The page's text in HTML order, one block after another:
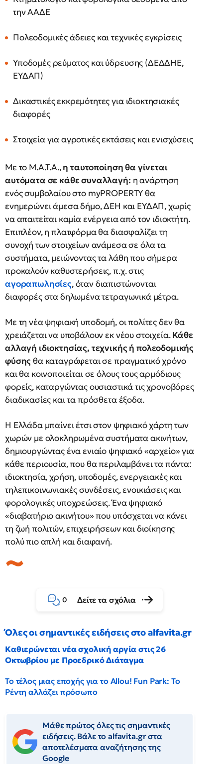
την ΑΑΔΕ
Πολεοδομικές άδειες και τεχνικές εγκρίσεις
Υποδομές ρεύματος και ύδρευσης (ΔΕΔΔΗΕ,
ΕΥΔΑΠ)
Δικαστικές εκκρεμότητες για ιδιοκτησιακές
διαφορές
Στοιχεία για αγροτικές εκτάσεις και ενισχύσεις
Με το Μ.Α.Τ.Α.,η ταυτοποίηση θα γίνεται
αυτόματα σε κάθε συναλλαγή: η ανάρτηση
ενός συμβολαίου στο myPROPERTY θα
ενημερώνει άμεσα δήμο, ΔΕΗ και ΕΥΔΑΠ, χωρίς
να απαιτείται καμία ενέργεια από τον ιδιοκτήτη.
Επιπλέον, η πλατφόρμα θα διασφαλίζει τη
συνοχή των στοιχείων ανάμεσα σε όλα τα
συστήματα, μειώνοντας τα λάθη που σήμερα
προκαλούν καθυστερήσεις, π.χ. στις
αγοραπωλησίες, όταν διαπιστώνονται
διαφορές στα δηλωμένα τετραγωνικά μέτρα.
Με τη νέα ψηφιακή υποδομή, οι πολίτες δεν θα
χρειάζεται να υποβάλουν εκ νέου στοιχεία.Κάθε
αλλαγή ιδιοκτησίας, τεχνικής ή πολεοδομικής
φύσηςθα καταγράφεται σε πραγματικό χρόνο
και θα κοινοποιείται σε όλους τους αρμόδιους
φορείς, καταργώντας ουσιαστικά τις χρονοβόρες
διαδικασίες και τα πρόσθετα έξοδα.
Η Ελλάδα μπαίνει έτσι στον ψηφιακό χάρτη των
χωρών με ολοκληρωμένα συστήματα ακινήτων,
δημιουργώντας ένα ενιαίο ψηφιακό «αρχείο» για
κάθε περιουσία, που θα περιλαμβάνει τα πάντα:
ιδιοκτησία, χρήση, υποδομές, ενεργειακές και
τηλεπικοινωνιακές συνδέσεις, ενοικιάσεις και
φορολογικές υποχρεώσεις. Ένα ψηφιακό
«διαβατήριο ακινήτου» που υπόσχεται να κάνει
τη ζωή πολιτών, επιχειρήσεων και διοίκησης
πολύ πιο απλή και διαφανή.
0 Δείτε τα σχόλια
Όλες οι σημαντικές ειδήσεις στο alfavita.gr
Καθιερώνεται νέα σχολική αργία στις 26
Οκτωβρίου με Προεδρικό Διάταγμα
Το τέλος μιας εποχής για το Allou! Fun Park: Το
Ρέντη αλλάζει πρόσωπο
Μάθε πρώτος όλες τις σημαντικές
ειδήσεις. Βάλε το alfavita.gr στα
αποτελέσματα αναζήτησης της
Google